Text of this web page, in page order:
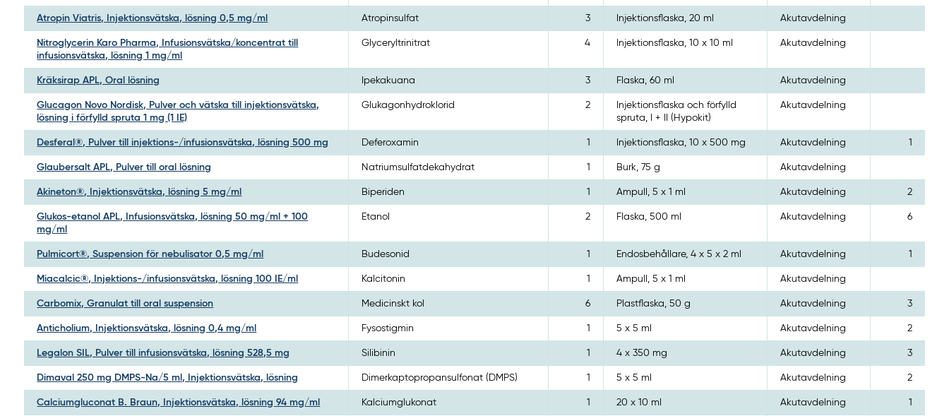
Atropin Viatris, Injektionsvätska, lösning 0,5 mg/ml Atropinsulfat 3 Injektionsflaska, 20 ml Akutavdelning
Nitroglycerin Karo Pharma, Infusionsvätska/koncentrat till
infusionsvätska, lösning 1 mg/ml
Glyceryltrinitrat 4 Injektionsflaska, 10 x 10 ml Akutavdelning
Kräksirap APL, Oral lösning Ipekakuana 3 Flaska, 60 ml Akutavdelning
Glucagon Novo Nordisk, Pulver och vätska till injektionsvätska,
lösning i förfylld spruta 1 mg (1 IE)
Glukagonhydroklorid 2
Injektionsflaska och förfylld
spruta, I + II (Hypokit)
Akutavdelning
Desferal®, Pulver till injektions-/infusionsvätska, lösning 500 mg Deferoxamin 1 Injektionsflaska, 10 x 500 mg Akutavdelning 1
Glaubersalt APL, Pulver till oral lösning Natriumsulfatdekahydrat 1 Burk, 75 g Akutavdelning
Akineton®, Injektionsvätska, lösning 5 mg/ml Biperiden 1 Ampull, 5 x 1 ml Akutavdelning 2
Glukos-etanol APL, Infusionsvätska, lösning 50 mg/ml + 100
mg/ml
Etanol 2 Flaska, 500 ml Akutavdelning 6
Pulmicort®, Suspension för nebulisator 0,5 mg/ml Budesonid 1 Endosbehållare, 4 x 5 x 2 ml Akutavdelning 1
Miacalcic®, Injektions-/infusionsvätska, lösning 100 IE/ml Kalcitonin 1 Ampull, 5 x 1 ml Akutavdelning
Carbomix, Granulat till oral suspension Medicinskt kol 6 Plastflaska, 50 g Akutavdelning 3
Anticholium, Injektionsvätska, lösning 0,4 mg/ml Fysostigmin 1 5 x 5 ml Akutavdelning 2
Legalon SIL, Pulver till infusionsvätska, lösning 528,5 mg Silibinin 1 4 x 350 mg Akutavdelning 3
Dimaval 250 mg DMPS-Na/5 ml, Injektionsvätska, lösning Dimerkaptopropansulfonat (DMPS) 1 5 x 5 ml Akutavdelning 2
Calciumgluconat B. Braun, Injektionsvätska, lösning 94 mg/ml Kalciumglukonat 1 20 x 10 ml Akutavdelning 1